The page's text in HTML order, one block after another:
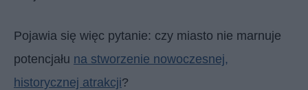
Pojawia się więc pytanie: czy miasto nie marnuje
potencjału na stworzenie nowoczesnej,
historycznej atrakcji?